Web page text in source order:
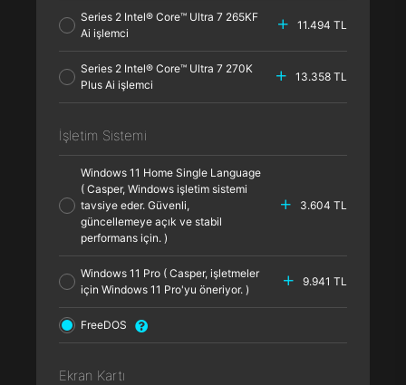
Series 2 Intel® Core™ Ultra 7 265KF
Ai işlemci
11.494 TL
Series 2 Intel® Core™ Ultra 7 270K
Plus Ai işlemci
13.358 TL
İşletim Sistemi
Windows 11 Home Single Language
( Casper, Windows işletim sistemi
tavsiye eder. Güvenli,
güncellemeye açık ve stabil
performans için. )
3.604 TL
Windows 11 Pro ( Casper, işletmeler
için Windows 11 Pro'yu öneriyor. )
9.941 TL
FreeDOS
Ekran Kartı